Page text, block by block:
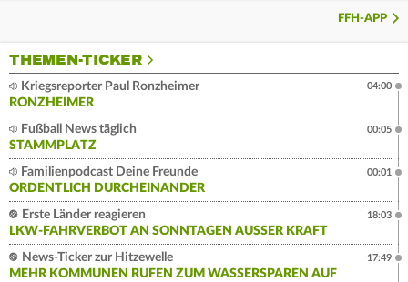
FFH-APP
THEMEN-TICKER
Kriegsreporter Paul Ronzheimer
RONZHEIMER
04:00
Fußball News täglich
STAMMPLATZ
00:05
Familienpodcast Deine Freunde
ORDENTLICH DURCHEINANDER
00:01
Erste Länder reagieren
LKW-FAHRVERBOT AN SONNTAGEN AUSSER KRAFT
18:03
News-Ticker zur Hitzewelle
MEHR KOMMUNEN RUFEN ZUM WASSERSPAREN AUF
17:49